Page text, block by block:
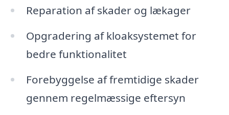
Reparation af skader og lækager
Opgradering af kloaksystemet for
bedre funktionalitet
Forebyggelse af fremtidige skader
gennem regelmæssige eftersyn